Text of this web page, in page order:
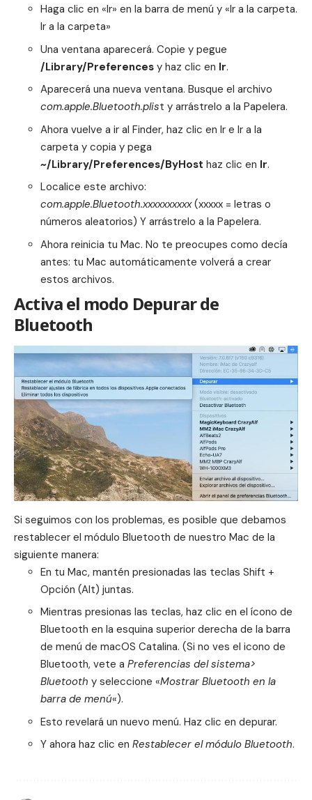
Haga clic en «Ir» en la barra de menú y «Ir a la carpeta.
Ir a la carpeta»
Una ventana aparecerá. Copie y pegue
/Library/Preferencesy haz clic en Ir.
Aparecerá una nueva ventana. Busque el archivo
com.apple.Bluetooth.plist y arrástrelo a la Papelera.
Ahora vuelve a ir al Finder, haz clic en Ir e Ir a la
carpeta y copia y pega
~/Library/Preferences/ByHost haz clic en Ir.
Localice este archivo:
com.apple.Bluetooth.xxxxxxxxxx(xxxxx = letras o
números aleatorios) Y arrástrelo a la Papelera.
Ahora reinicia tu Mac. No te preocupes como decía
antes: tu Mac automáticamente volverá a crear
estos archivos.
Activa el modo Depurar de
Bluetooth
Si seguimos con los problemas, es posible que debamos
restablecer el módulo Bluetooth de nuestro Mac de la
siguiente manera:
En tu Mac, mantén presionadas las teclas Shift +
Opción (Alt) juntas.
Mientras presionas las teclas, haz clic en el ícono de
Bluetooth en la esquina superior derecha de la barra
de menú de macOS Catalina. (Si no ves el icono de
Bluetooth, vete a Preferencias del sistema>
Bluetooth y seleccione «Mostrar Bluetooth en la
barra de menú«).
Esto revelará un nuevo menú. Haz clic en depurar.
Y ahora haz clic en Restablecer el módulo Bluetooth.